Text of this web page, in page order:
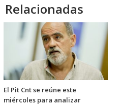
Relacionadas
El Pit Cnt se reúne este
miércoles para analizar